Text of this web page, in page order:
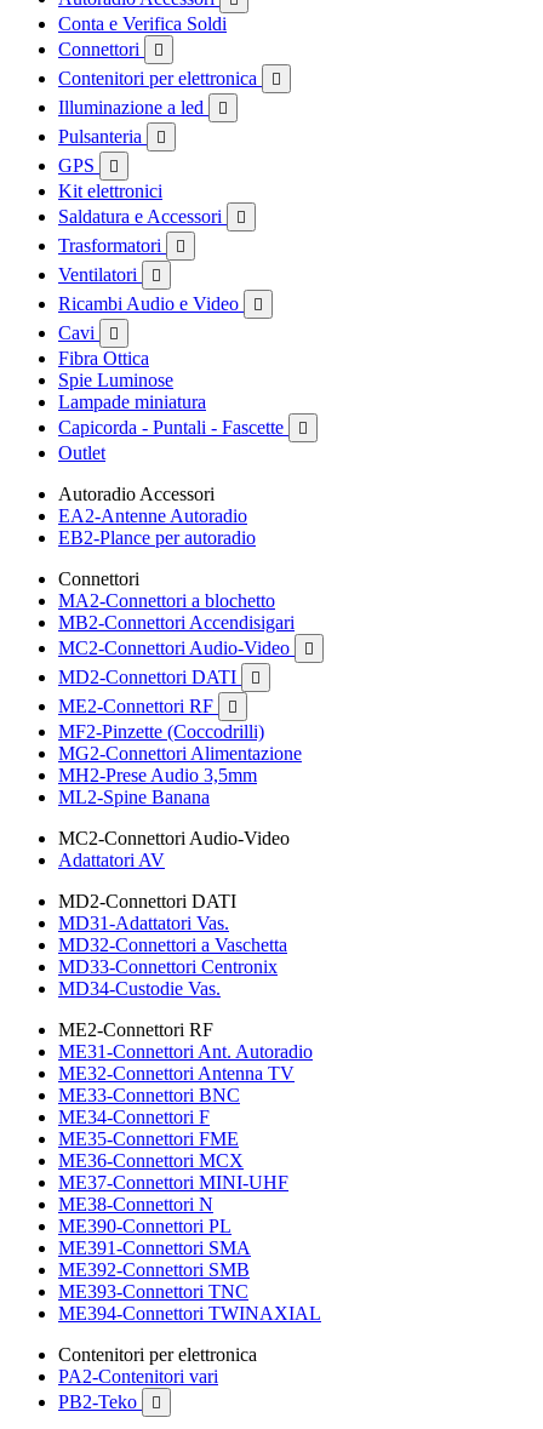
Conta e Verifica Soldi
Connettori

Contenitori per elettronica 
Illuminazione a led 
Pulsanteria 
GPS 
Kit elettronici
Saldatura e Accessori

Trasformatori 
Ventilatori 
Ricambi Audio e Video 
Cavi 
Fibra Ottica
Spie Luminose
Lampade miniatura
Capicorda - Puntali - Fascette

Outlet
Autoradio Accessori
EA2-Antenne Autoradio
EB2-Plance per autoradio
Connettori
MA2-Connettori a blochetto
MB2-Connettori Accendisigari
MC2-Connettori Audio-Video

MD2-Connettori DATI 
ME2-Connettori RF 
MF2-Pinzette (Coccodrilli)
MG2-Connettori Alimentazione
MH2-Prese Audio 3,5mm
ML2-Spine Banana
MC2-Connettori Audio-Video
Adattatori AV
MD2-Connettori DATI
MD31-Adattatori Vas.
MD32-Connettori a Vaschetta
MD33-Connettori Centronix
MD34-Custodie Vas.
ME2-Connettori RF
ME31-Connettori Ant. Autoradio
ME32-Connettori Antenna TV
ME33-Connettori BNC
ME34-Connettori F
ME35-Connettori FME
ME36-Connettori MCX
ME37-Connettori MINI-UHF
ME38-Connettori N
ME390-Connettori PL
ME391-Connettori SMA
ME392-Connettori SMB
ME393-Connettori TNC
ME394-Connettori TWINAXIAL
Contenitori per elettronica
PA2-Contenitori vari
PB2-Teko
